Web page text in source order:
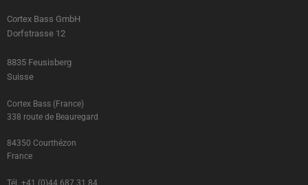
Cortex Bass GmbH
Dorfstrasse 12
8835 Feusisberg
Suisse
Cortex Bass (France)
338 route de Beauregard
84350 Courthézon
France
Tél. +41 (0)44 687 31 84